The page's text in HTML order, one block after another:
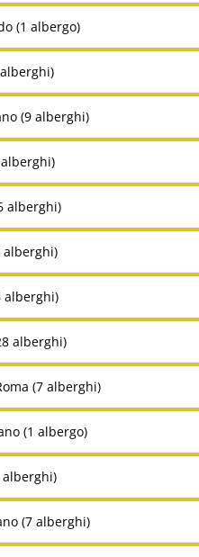
(1 albergo)
(9 alberghi)
alberghi)
alberghi)
alberghi)
alberghi)
(7 alberghi)
(1 albergo)
alberghi)
(7 alberghi)